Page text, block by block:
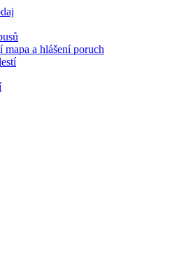
mapa a hlášení poruch